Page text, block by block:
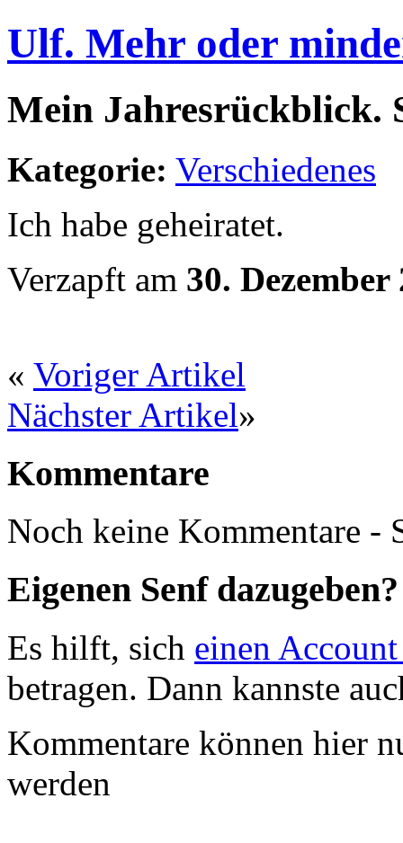
Ulf. Mehr oder
Mein Jahresrückblick.
Kategorie: Verschiedenes
Ich habe geheiratet.
Verzapft am 30. Dezember
« Voriger Artikel
Nächster Artikel»
Kommentare
Noch keine Kommentare -
Eigenen Senf dazugeben?
Es hilft, sich einen
betragen. Dann kannste
Kommentare können hier
werden